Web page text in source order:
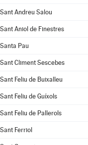
Sant Andreu Salou
Sant Aniol de Finestres
Santa Pau
Sant Climent Sescebes
Sant Feliu de Buixalleu
Sant Feliu de Guíxols
Sant Feliu de Pallerols
Sant Ferriol